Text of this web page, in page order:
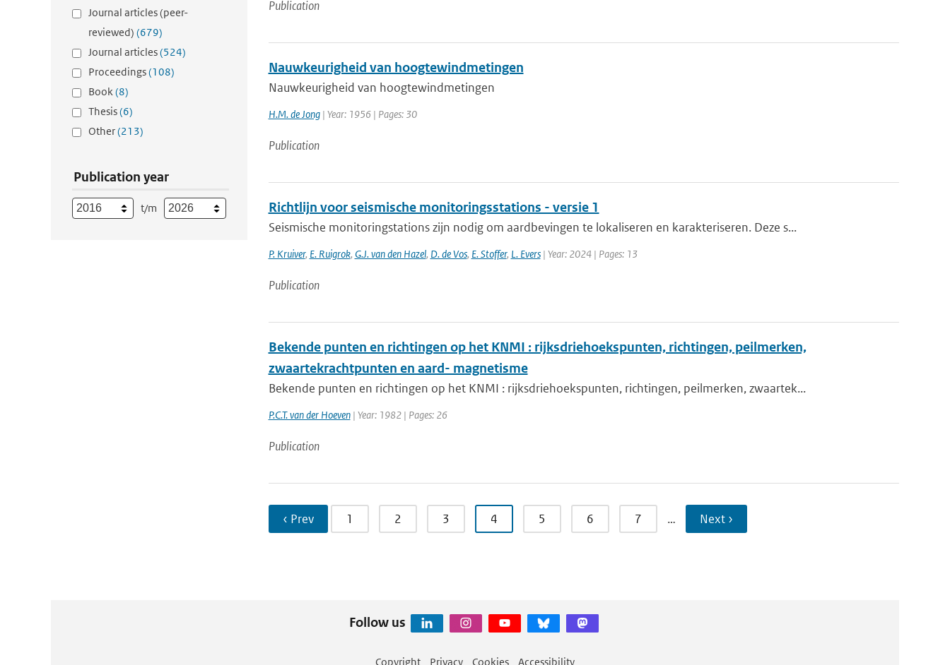
Journal articles (peer-
reviewed) (679)
Journal articles(524)
Proceedings(108)
Book(8)
Thesis(6)
Other(213)
Publication year
t/m
Publication
Nauwkeurigheid van hoogtewindmetingen
Nauwkeurigheid van hoogtewindmetingen
H.M. de Jong| Year: 1956 | Pages: 30
Publication
Richtlijn voor seismische monitoringsstations - versie 1
Seismische monitoringstations zijn nodig om aardbevingen te lokaliseren en karakteriseren. Deze s...
P. Kruiver, E. Ruigrok, G.J. van den Hazel, D. de Vos, E. Stoffer, L. Evers| Year: 2024 | Pages: 13
Publication
Bekende punten en richtingen op het KNMI : rijksdriehoekspunten, richtingen, peilmerken,
zwaartekrachtpunten en aard- magnetisme
Bekende punten en richtingen op het KNMI : rijksdriehoekspunten, richtingen, peilmerken, zwaartek...
P.C.T. van der Hoeven| Year: 1982 | Pages: 26
Publication
‹ Prev 1 2 3 4 5 6 7 … Next ›
Follow us
Copyright Privacy Cookies Accessibility